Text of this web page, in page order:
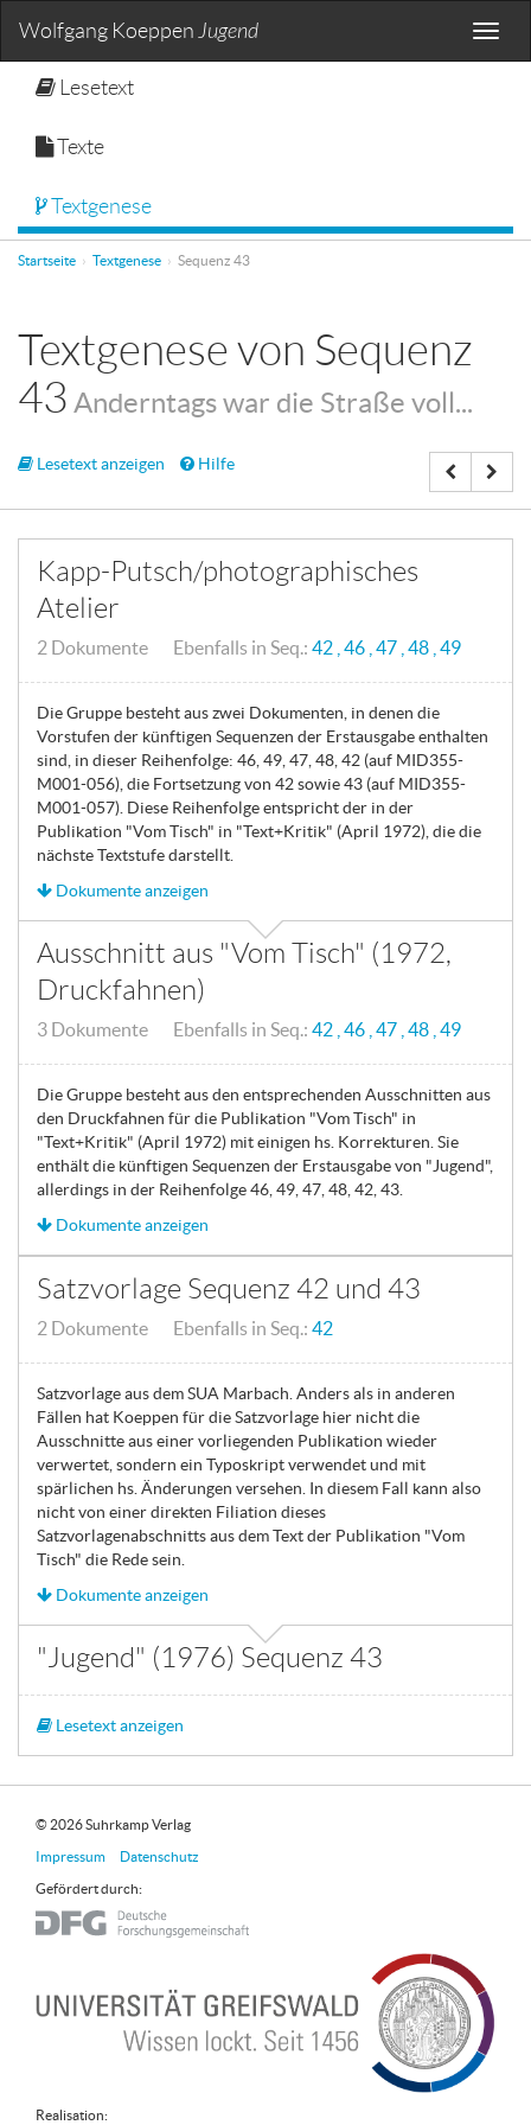
Toggle
Wolfgang Koeppen Jugend
Lesetext
Texte
Textgenese
Startseite Textgenese Sequenz 43
Textgenese von Sequenz
43 Anderntags war die Straße voll...
Lesetext anzeigen Hilfe
Kapp-Putsch/photographisches
Atelier
2 Dokumente Ebenfalls in Seq.: 42 46 47 48 49
Die Gruppe besteht aus zwei Dokumenten, in denen die
Vorstufen der künftigen Sequenzen der Erstausgabe enthalten
sind, in dieser Reihenfolge: 46, 49, 47, 48, 42 (auf MID355-
M001-056), die Fortsetzung von 42 sowie 43 (auf MID355-
M001-057). Diese Reihenfolge entspricht der in der
Publikation "Vom Tisch" in "Text+Kritik" (April 1972), die die
nächste Textstufe darstellt.
Dokumente anzeigen
Ausschnitt aus "Vom Tisch" (1972,
Druckfahnen)
3 Dokumente Ebenfalls in Seq.: 42 46 47 48 49
Die Gruppe besteht aus den entsprechenden Ausschnitten aus
den Druckfahnen für die Publikation "Vom Tisch" in
"Text+Kritik" (April 1972) mit einigen hs. Korrekturen. Sie
enthält die künftigen Sequenzen der Erstausgabe von "Jugend",
allerdings in der Reihenfolge 46, 49, 47, 48, 42, 43.
Dokumente anzeigen
Satzvorlage Sequenz 42 und 43
2 Dokumente Ebenfalls in Seq.: 42
Satzvorlage aus dem SUA Marbach. Anders als in anderen
Fällen hat Koeppen für die Satzvorlage hier nicht die
Ausschnitte aus einer vorliegenden Publikation wieder
verwertet, sondern ein Typoskript verwendet und mit
spärlichen hs. Änderungen versehen. In diesem Fall kann also
nicht von einer direkten Filiation dieses
Satzvorlagenabschnitts aus dem Text der Publikation "Vom
Tisch" die Rede sein.
Dokumente anzeigen
"Jugend" (1976) Sequenz 43
Lesetext anzeigen
© 2026 Suhrkamp Verlag
Impressum Datenschutz
Gefördert durch:
Realisation: